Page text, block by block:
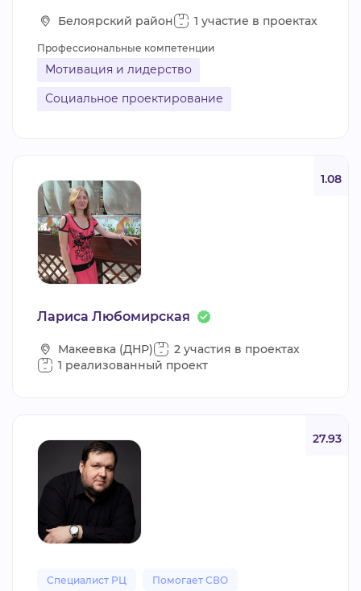
Белоярский район 1 участие в проектах
Профессиональные компетенции
Мотивация и лидерство
Социальное проектирование
1.08
Лариса Любомирская
Макеевка (ДНР)
2 участия в проектах
1 реализованный проект
Специалист РЦ Помогает СВО
27.93